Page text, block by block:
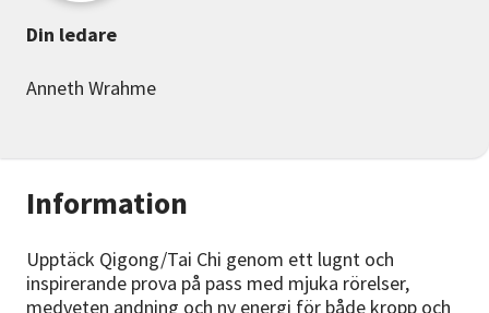
Information
Upptäck Qigong/Tai Chi genom ett lugnt och
inspirerande prova på pass med mjuka rörelser,
medveten andning och ny energi för både kropp och
Din ledare
Anneth Wrahme